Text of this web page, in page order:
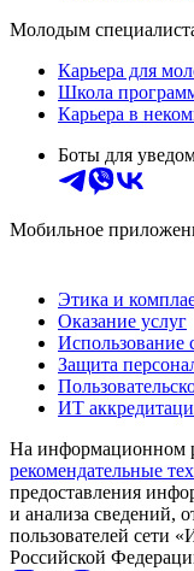
Молодым
Карьера для
Школа
Карьера в
Боты для
Мобильное
Этика и
Оказание услуг
Использование
Защита
ИТ
На информационном
рекомендательные
предоставления
и анализа сведений,
пользователей сети
Российской